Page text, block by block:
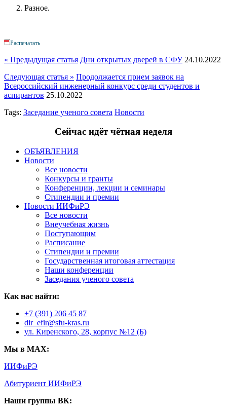
Разное.
Распечатать
« Предыдущая статья Дни открытых дверей в СФУ 24.10.2022
Следующая статья » Продолжается прием заявок на
Всероссийский инженерный конкурс среди студентов и
аспирантов 25.10.2022
Tags: Заседание ученого совета Новости
Сейчас идёт чётная неделя
ОБЪЯВЛЕНИЯ
Новости
Все новости
Конкурсы и гранты
Конференции, лекции и семинары
Стипендии и премии
Новости ИИФиРЭ
Все новости
Внеучебная жизнь
Поступающим
Расписание
Стипендии и премии
Государственная итоговая аттестация
Наши конференции
Заседания ученого совета
Как нас найти:
+7 (391) 206 45 87
dir_efir@sfu-kras.ru
ул. Киренского, 28, корпус №12 (Б)
Мы в MAX:
ИИФиРЭ
Абитуриент ИИФиРЭ
Наши группы ВК: